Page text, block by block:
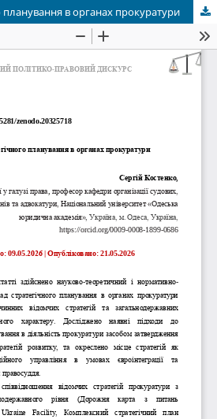
планування в органах прокуратури